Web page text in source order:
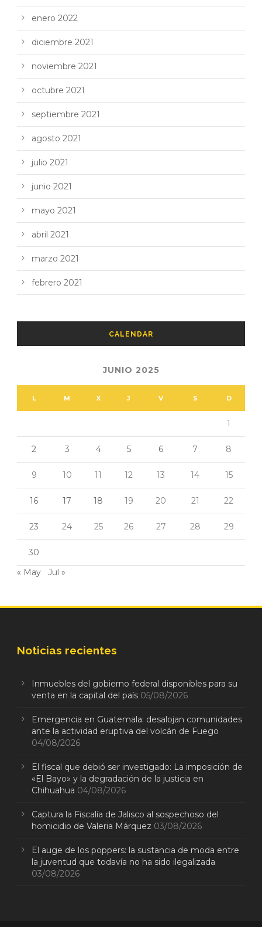
enero 2022
diciembre 2021
noviembre 2021
octubre 2021
septiembre 2021
agosto 2021
julio 2021
junio 2021
mayo 2021
abril 2021
marzo 2021
febrero 2021
CALENDAR
JUNIO 2025
L M X J V S D
1
2 3 4 5 6 7 8
9 10 11 12 13 14 15
16 17 18 19 20 21 22
23 24 25 26 27 28 29
30
« May
Jul »
Noticias recientes
Inmuebles del gobierno federal disponibles para su
venta en la capital del país 05/08/2026
Emergencia en Guatemala: desalojan comunidades
ante la actividad eruptiva del volcán de Fuego
04/08/2026
El fiscal que debió ser investigado: La imposición de
«El Bayo» y la degradación de la justicia en
Chihuahua 04/08/2026
Captura la Fiscalía de Jalisco al sospechoso del
homicidio de Valeria Márquez 03/08/2026
El auge de los poppers: la sustancia de moda entre
la juventud que todavía no ha sido ilegalizada
03/08/2026